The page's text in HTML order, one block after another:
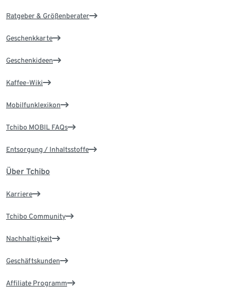
Ratgeber & Größenberater
Geschenkkarte
Geschenkideen
Kaffee-Wiki
Mobilfunklexikon
Tchibo MOBIL FAQs
Entsorgung / Inhaltsstoffe
Über Tchibo
Karriere
Tchibo Community
Nachhaltigkeit
Geschäftskunden
Affiliate Programm